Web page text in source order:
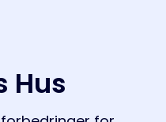
Hus